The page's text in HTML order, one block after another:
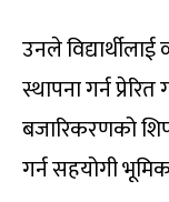
उनले विद्यार्थीलाई
स्थापना गर्न
बजारिकरणको
गर्न सहयोगी